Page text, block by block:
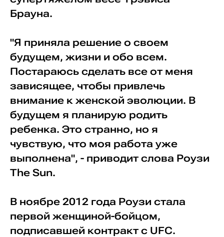
Брауна.
"Я приняла решение о своем
будущем, жизни и обо всем.
Постараюсь сделать все от меня
зависящее, чтобы привлечь
внимание к женской эволюции. В
будущем я планирую родить
ребенка. Это странно, но я
чувствую, что моя работа уже
выполнена", - приводит слова Роузи
The Sun.
В ноябре 2012 года Роузи стала
первой женщиной-бойцом,
подписавшей контракт с UFC.